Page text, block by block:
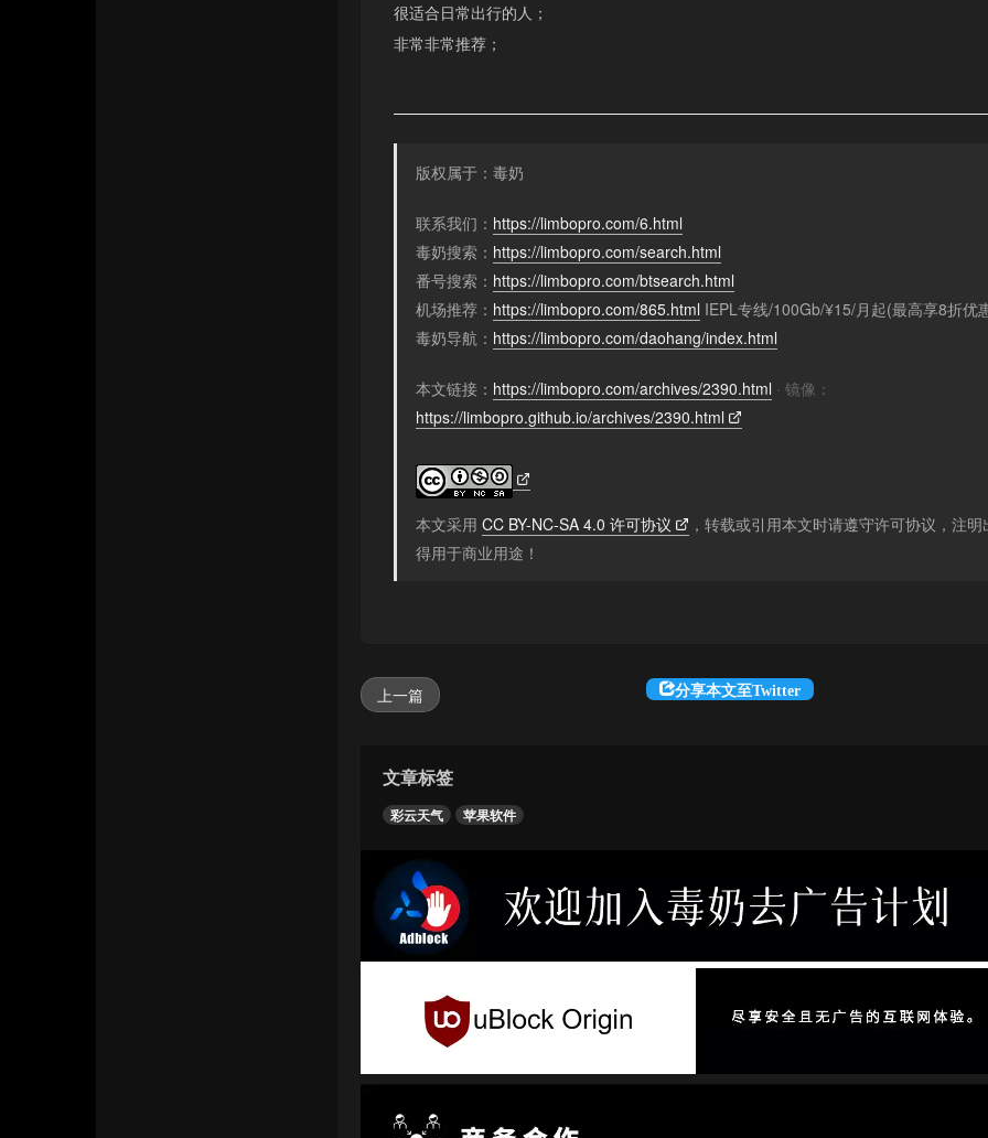
很适合日常出行的人；
非常非常推荐；
版权属于：毒奶
联系我们： https://limbopro.com/6.html
毒奶搜索： https://limbopro.com/search.html
番号搜索： https://limbopro.com/btsearch.html
机场推荐： https://limbopro.com/865.html IEPL专线/100Gb/¥15/月起(最高享8折优
毒奶导航： https://limbopro.com/daohang/index.html
本文链接： https://limbopro.com/archives/2390.html · 镜像：
https://limbopro.github.io/archives/2390.html
本文采用 CC BY-NC-SA 4.0 许可协议
，转载或引用本文时请遵守许可协议，注
得用于商业用途！
分享本文至Twitter
上一篇
文章标签
彩云天气 苹果软件